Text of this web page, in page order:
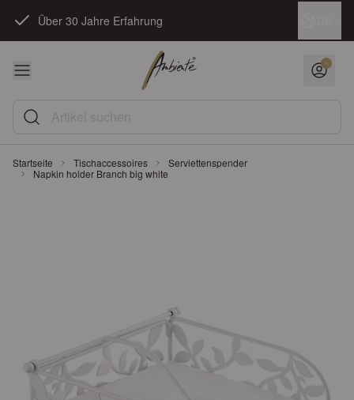
Über 30 Jahre Erfahrung
Artikel suchen
Startseite Tischaccessoires
Serviettenspender
Napkin holder Branch big white